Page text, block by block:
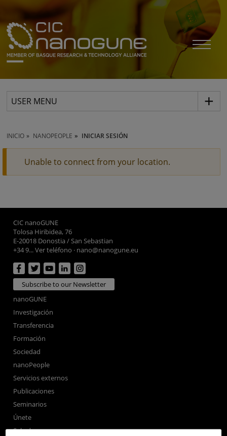
USER MENU
INICIO NANOPEOPLE INICIAR SESIÓN
Unable to connect from your location.
CIC nanoGUNE
Tolosa Hiribidea, 76
E-20018 Donostia / San Sebastian
+34 9... Ver teléfono · nano@nanogune.eu
Subscribe to our Newsletter
nanoGUNE
Investigación
Transferencia
Formación
Sociedad
nanoPeople
Servicios externos
Publicaciones
Seminarios
Únete
Sala de prensa